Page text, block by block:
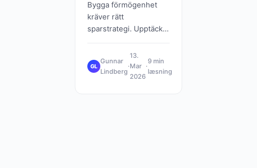
Bygga förmögenhet
kräver rätt
sparstrategi. Upptäck
sparande och
investeringar för att nå
dina ekonomiska mål
GL
Gunnar
Lindberg
·
13.
Mar
2026
·
9 min
læsning